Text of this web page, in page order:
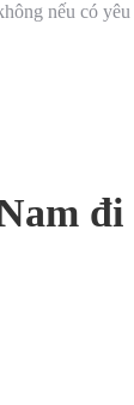
nếu có yêu
đi